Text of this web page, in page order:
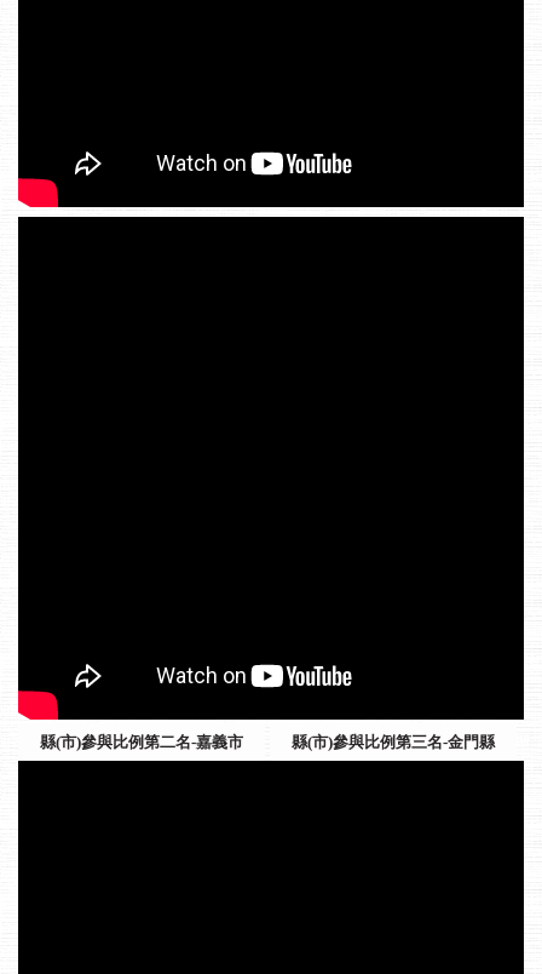
縣(市)參與比例第二名-嘉義市 縣(市)參與比例第三名-金門縣